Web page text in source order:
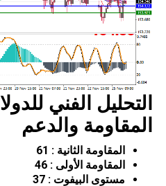
التحليل الفني
المقاومة والدعم
المقاومة الثانية : 61
المقاومة الأولى :46
مستوى البيفوت :37